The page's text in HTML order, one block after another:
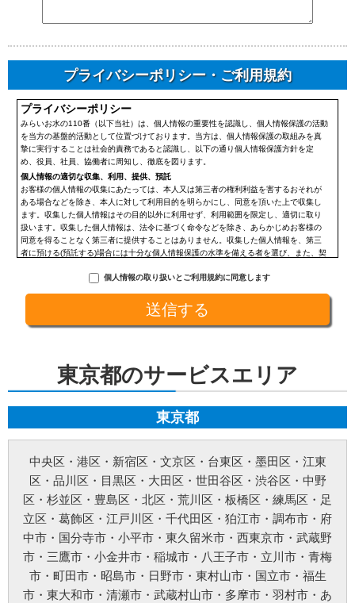
プライバシーポリシー・ご利用規約
プライバシーポリシー
みらいお水の110番（以下当社）は、個人情報の重要性を認識し、個人情報保護の活動
を当方の基盤的活動として位置づけております。当方は、個人情報保護の取組みを真
摯に実行することは社会的責務であると認識し、以下の通り個人情報保護方針を定
め、役員、社員、協働者に周知し、徹底を図ります。
個人情報の適切な収集、利用、提供、預託
お客様の個人情報の収集にあたっては、本人又は第三者の権利利益を害するおそれが
ある場合などを除き、本人に対して利用目的を明らかにし、同意を頂いた上で収集し
ます。収集した個人情報はその目的以外に利用せず、利用範囲を限定し、適切に取り
扱います。収集した個人情報は、法令に基づく命令などを除き、あらかじめお客様の
同意を得ることなく第三者に提供することはありません。収集した個人情報を、第三
者に預ける(預託する)場合には十分な個人情報保護の水準を備える者を選び、また、契
開示、訂正、利用停止等の求めに応じる手続
当社が保有する個人情報については、合理的な範囲で速やかに対応いたします。個人
情報の滅失、き損、漏えいおよび不正アクセスなどの予防ならびに是正。当方は、お
客様の個人情報を厳格に管理し、滅失、き損、漏えいや不正アクセスなどのあらゆる
個人情報に関する法令およびその他の規範の遵守
当社の役員、社員、協働者は、個人情報保護や通信の秘密に関する法令やガイドライ
的に実施されるよう、個人情報保護方針および社内規程類を継続して改善します。
個人情報の取扱いに関する問い合わせおよび相談窓口
当方所定の窓口にて、合理的な範囲で対応いたします。
みらいお水の110番【未來総合広告株式会社】
お問い合わせ方法：
メールフォーム
なく電話番号の開示を行います。(お問い合わせの際、ご注文番号のご提示をお願いい
たします。)
にて通知致します。
ご利用規約
①料金例は基本料金のみです。家電製品の年式や型式、部材や特殊工事が必要な場合
などは別途料金を申し受けます。
個人情報の取り扱いとご利用規約に同意します
東京都のサービスエリア
東京都
中央区 ・ 港区 ・ 新宿区 ・ 文京区 ・ 台東区 ・ 墨田区 ・ 江東
区 ・ 品川区 ・ 目黒区 ・ 大田区 ・ 世田谷区 ・ 渋谷区 ・ 中野
区 ・ 杉並区 ・ 豊島区 ・ 北区 ・ 荒川区 ・ 板橋区 ・ 練馬区 ・ 足
立区 ・ 葛飾区 ・ 江戸川区 ・ 千代田区 ・ 狛江市 ・ 調布市 ・ 府
中市 ・ 国分寺市 ・ 小平市 ・ 東久留米市 ・ 西東京市 ・ 武蔵野
市 ・ 三鷹市 ・ 小金井市 ・ 稲城市 ・ 八王子市 ・ 立川市 ・ 青梅
市・ 町田市・ 昭島市・ 日野市・ 東村山市・ 国立市・ 福生
市 ・ 東大和市 ・ 清瀬市 ・ 武蔵村山市 ・ 多摩市 ・ 羽村市 ・ あ